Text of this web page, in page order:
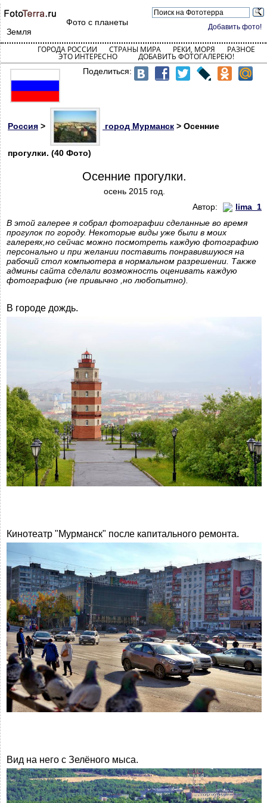
Добавить фото!
Фото с планеты
Земля
ГОРОДА РОССИИ СТРАНЫ МИРА РЕКИ, МОРЯ РАЗНОЕ
ЭТО ИНТЕРЕСНО ДОБАВИТЬ ФОТОГАЛЕРЕЮ!
Поделиться:
Россия > город Мурманск > Осенние
прогулки. (40 Фото)
Осенние прогулки.
осень 2015 год.
Автор:
lima_1
В этой галерее я собрал фотографии сделанные во время
прогулок по городу. Некоторые виды уже были в моих
галереях,но сейчас можно посмотреть каждую фотографию
персонально и при желании поставить понравившуюся на
рабочий стол компьютера в нормальном разрешении. Также
админы сайта сделали возможность оценивать каждую
фотографию (не привычно ,но любопытно).
В городе дождь.
Кинотеатр "Мурманск" после капитального ремонта.
Вид на него с Зелёного мыса.